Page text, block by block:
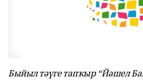
Быйыл тәүге тапҡыр “Йәшел